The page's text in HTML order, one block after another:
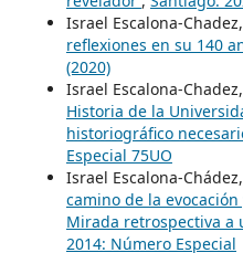
Israel Escalona-Chadez,
reflexiones en su 140
(2020)
Israel Escalona-Chadez,
Historia de la
historiográfico
Especial 75UO
Israel Escalona-Chádez,
camino de la
Mirada retrospectiva a
2014: Número Especial